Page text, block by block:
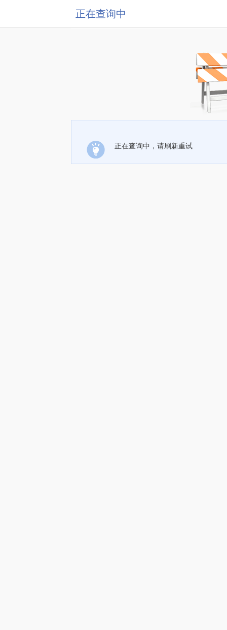
正在查询中
正在查询中，请刷新重试